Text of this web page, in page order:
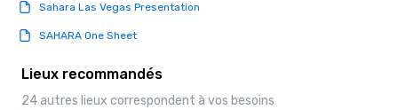
Sahara Las Vegas Presentation
SAHARA One Sheet
Lieux recommandés
24 autres lieux correspondent à vos besoins